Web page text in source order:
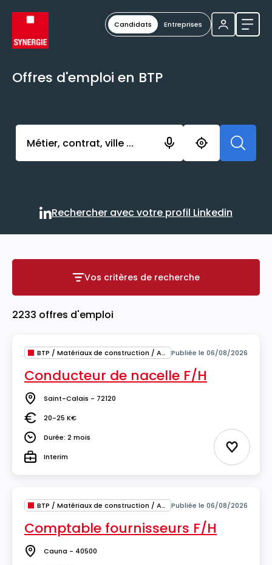
Candidats Entreprises
Offres d'emploi en BTP
Activer l’élément pour lancer l’enregistrement.
Rechercher avec votre
Rechercher avec votre profil Linkedin
Vos critères de recherche
Vos critères de recherche
2233 offres d'emploi
BTP / Matériaux de construction / Architecture Publiée le 06/08/2026
Conducteur de nacelle F/H
Lieu Saint-Calais - 72120
Salaire20-25 K€
DuréeDurée: 2 mois
TypeInterim Ajouter
BTP / Matériaux de construction / Architecture Publiée le 06/08/2026
Comptable fournisseurs F/H
Lieu Cauna - 40500